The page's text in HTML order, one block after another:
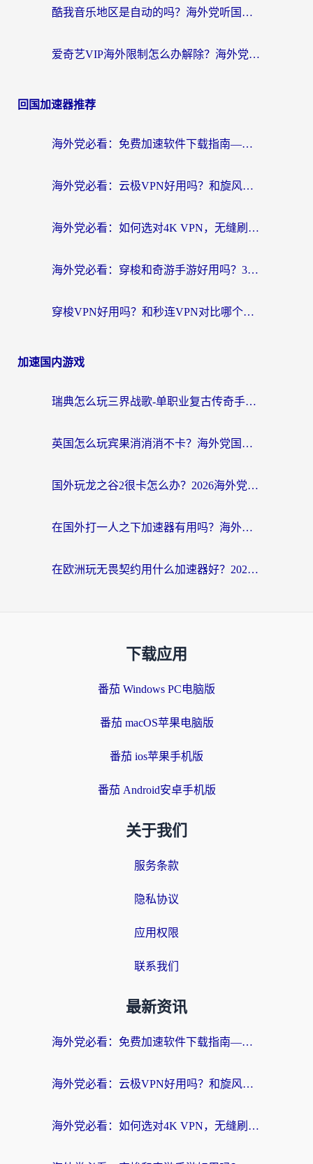
酷我音乐地区是自动的吗？海外党听国内音乐看视频的真实解决方案
爱奇艺VIP海外限制怎么办解除？海外党追剧看片的终极解决方案
回国加速器推荐
海外党必看：免费加速软件下载指南——无缝访问国内资源的正确打开方式
海外党必看：云极VPN好用吗？和旋风VPN对比哪个回国效果更好？附真实体验+选择攻略
海外党必看：如何选对4K VPN，无缝刷国内剧听网易云？
海外党必看：穿梭和奇游手游好用吗？3步选对回国加速器，流畅看CCTV5海外直播
穿梭VPN好用吗？和秒连VPN对比哪个回国效果更好？海外党亲测实用指南
加速国内游戏
瑞典怎么玩三界战歌-单职业复古传奇手游？海外党国服游戏加速终极指南
英国怎么玩宾果消消消不卡？海外党国服游戏加速终极攻略（附守望第九大陆解决办法）
国外玩龙之谷2很卡怎么办？2026海外党必看的国服游戏加速全攻略
在国外打一人之下加速器有用吗？海外党国服游戏畅玩全攻略
在欧洲玩无畏契约用什么加速器好？2026海外党亲测有效指南
下载应用
番茄 Windows PC电脑版
番茄 macOS苹果电脑版
番茄 ios苹果手机版
番茄 Android安卓手机版
关于我们
服务条款
隐私协议
应用权限
联系我们
最新资讯
海外党必看：免费加速软件下载指南——无缝访问国内资源的正确打开方式
海外党必看：云极VPN好用吗？和旋风VPN对比哪个回国效果更好？附真实体验+选择攻略
海外党必看：如何选对4K VPN，无缝刷国内剧听网易云？